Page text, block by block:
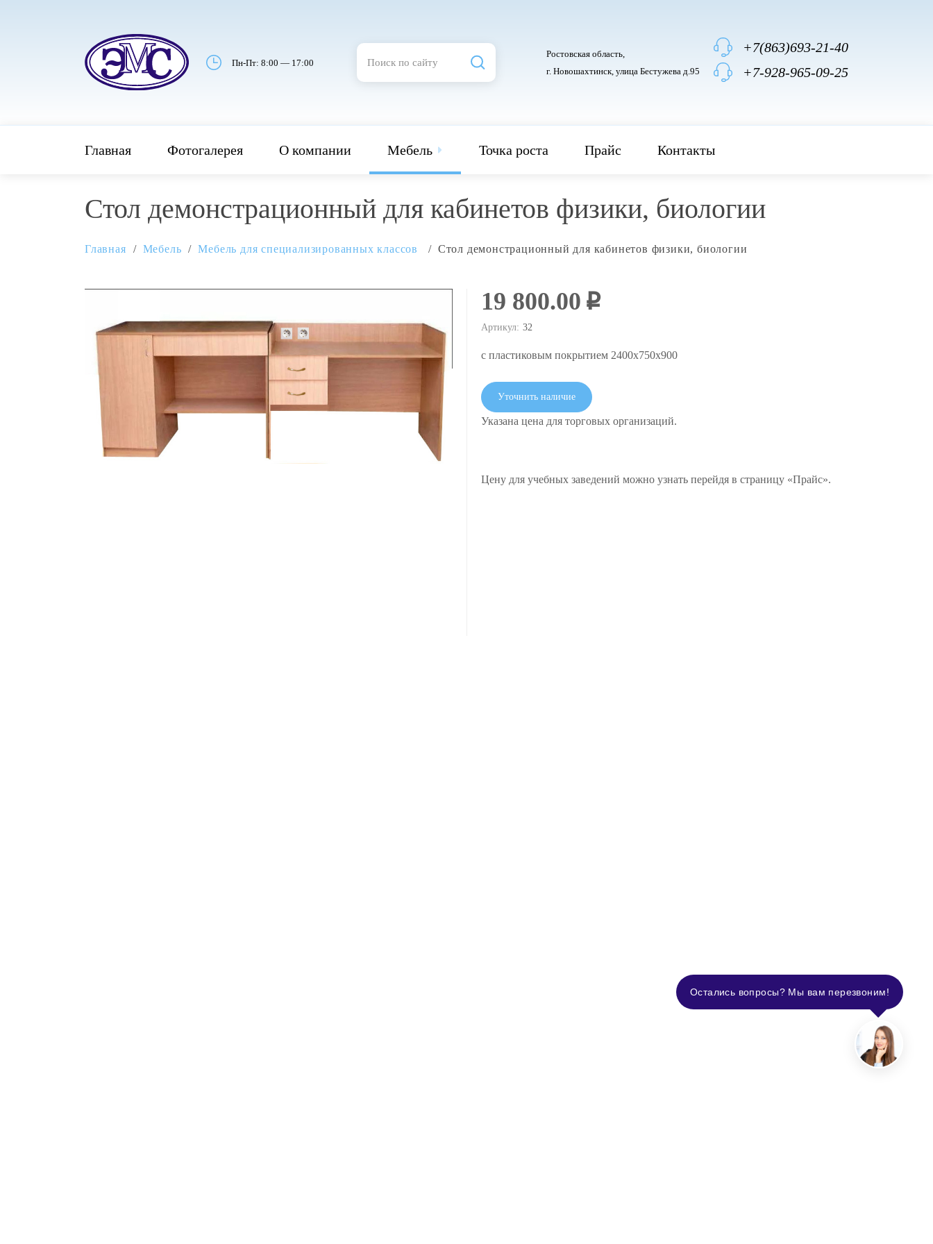
Остались вопросы? Мы вам перезвоним!
Пн-Пт: 8:00 — 17:00
Ростовская область,
г. Новошахтинск, улица Бестужева д.95
+7(863)693-21-40
+7-928-965-09-25
Главная Фотогалерея О компании Мебель Точка роста Прайс Контакты
Стол демонстрационный для кабинетов физики, биологии
Главная Мебель Мебель для специализированных классов Стол демонстрационный для кабинетов физики, биологии
19 800.00 i
Артикул: 32
с пластиковым покрытием 2400х750х900
Уточнить наличие
Указана цена для торговых организаций.
Цену для учебных заведений можно узнать перейдя в страницу «Прайс».